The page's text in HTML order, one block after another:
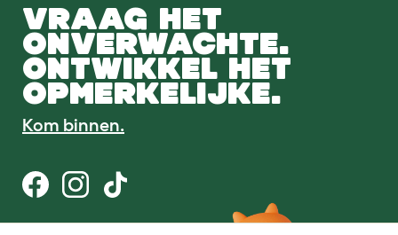
VRAAG HET
ONVERWACHTE.
ONTWIKKEL HET
OPMERKELIJKE.
Kom binnen.